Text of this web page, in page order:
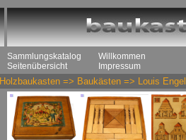
Sammlungskatalog
Seitenübersicht
Willkommen
Impressum
Holzbaukasten => Baukästen => Louis